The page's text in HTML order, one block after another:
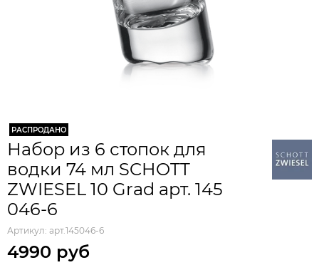
РАСПРОДАНО
Набор из 6 стопок для
водки 74 мл SCHOTT
ZWIESEL 10 Grad арт. 145
046-6
Артикул: арт.145046-6
4990 руб